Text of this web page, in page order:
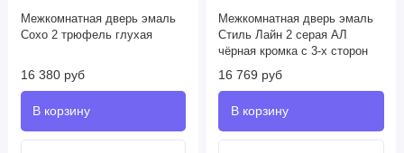
Межкомнатная дверь эмаль
Сохо 2 трюфель глухая
16 380 руб
Межкомнатная дверь эмаль
Стиль Лайн 2 серая АЛ
чёрная кромка с 3-х сторон
16 769 руб